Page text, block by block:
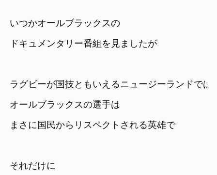
いつかオールブラックスの
ラグビーが国技ともいえるニュージーランドでは
オールブラックスの選手は
それだけに